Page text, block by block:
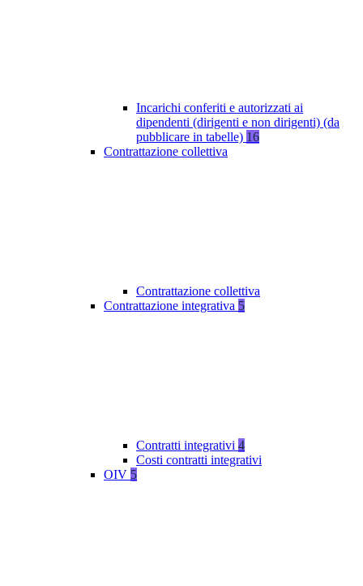
Incarichi conferiti e autorizzati ai
dipendenti (dirigenti e non dirigenti) (da
pubblicare in tabelle) 16
Contrattazione collettiva
Contrattazione collettiva
Contrattazione integrativa 5
Contratti integrativi 4
Costi contratti integrativi
OIV 5